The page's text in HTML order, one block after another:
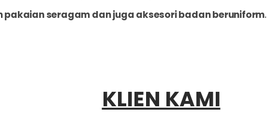
pakaian seragam dan juga aksesori badan beruniform.
KLIEN KAMI